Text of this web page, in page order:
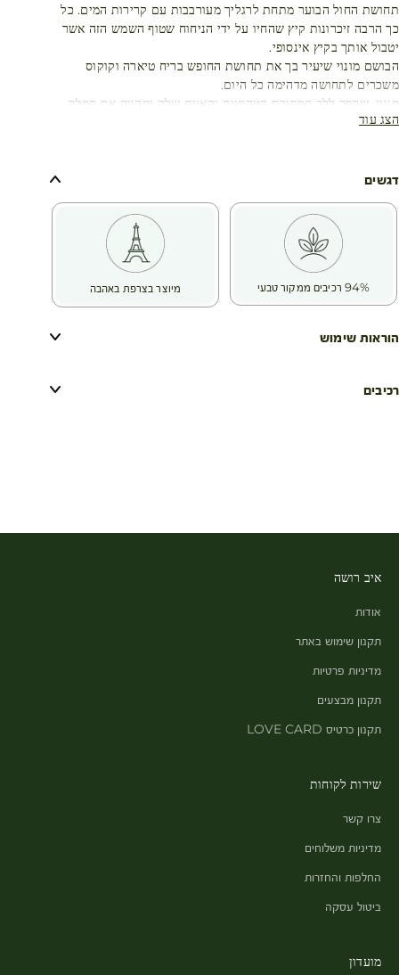
תחושת החול הבוער מתחת לרגליך מעורבבות עם קרירות המים. כל
כך הרבה זיכרונות קיץ שהחיו על ידי הניחוח שטוף השמש הזה אשר
יטבול אותך בקיץ אינסופי.
הבושם מונוי שיעיר בך את תחושת החופש בריח טיארה וקוקוס
משכרים לתחושה מדהימה כל היום.
מונוי, שהפך ללב המסורת הטהיטית והאיים שלה ומהווה את סמלה
של פולינזיה הצרפתית, שימש את ילידי טהיטי במשך אלפי שנים
המחויבות שלנו:
• פורמולה זו מכילה יותר מ-94% מרכיבים ממקור טבעי
• נבדק דרמטולוגית
• בקבוק זכוכית שניתן למיחזור ללא הגבלת זמן
הצג עוד
דגשים
94% רכיבים ממקור טבעי מיוצר בצרפת באהבה
הוראות שימוש
רכיבים
איב רושה
אודות
תקנון שימוש באתר
מדיניות פרטיות
תקנון מבצעים
תקנון כרטיס LOVE CARD
שירות לקוחות
צרו קשר
מדיניות משלוחים
החלפות והחזרות
ביטול עסקה
מועדון